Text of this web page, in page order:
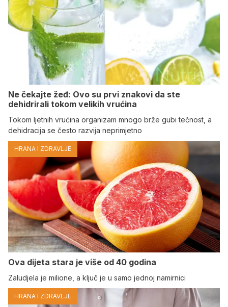
Ne čekajte žeđ: Ovo su prvi znakovi da ste
dehidrirali tokom velikih vrućina
Tokom ljetnih vrućina organizam mnogo brže gubi tečnost, a
dehidracija se često razvija neprimjetno
HRANA I ZDRAVLJE
Ova dijeta stara je više od 40 godina
Zaludjela je milione, a ključ je u samo jednoj namirnici
HRANA I ZDRAVLJE